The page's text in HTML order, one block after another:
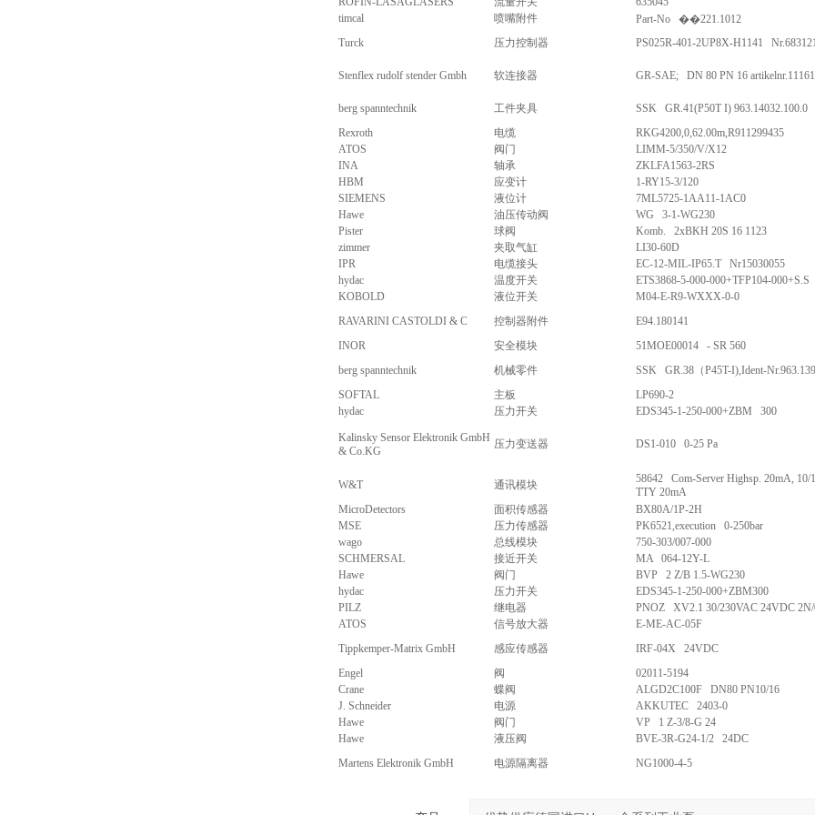
timcal
喷嘴附件
Part-No ��221.1012
Turck
压力控制器 PS025R-401-2UP8X-H1141
Stenflex rudolf stender Gmbh 软连接器 GR-SAE; DN 80 PN 16
berg spanntechnik 工件夹具
SSK GR.41(P50T I) 963.14032.100.0
Rexroth
电缆
RKG4200,0,62.00m,R911299435
ATOS
阀门
LIMM-5/350/V/X12
INA
轴承
ZKLFA1563-2RS
HBM
应变计
1-RY15-3/120
SIEMENS
液位计
7ML5725-1AA11-1AC0
Hawe
油压传动阀
WG 3-1-WG230
Pister
球阀
Komb. 2xBKH 20S 16 1123
zimmer
夹取气缸
LI30-60D
IPR
电缆接头
EC-12-MIL-IP65.T Nr15030055
hydac
温度开关
ETS3868-5-000-000+TFP104-000+S.S
KOBOLD
液位开关
M04-E-R9-WXXX-0-0
RAVARINI CASTOLDI & C
控制器附件
E94.180141
INOR
安全模块
51MOE00014 - SR 560
berg spanntechnik
机械零件
SSK GR.38（P45T-I),Ident-
SOFTAL
主板
LP690-2
hydac
压力开关 EDS345-1-250-000+ZBM 300
Kalinsky Sensor Elektronik GmbH
& Co.KG
压力变送器 DS1-010 0-25 Pa
W&T 通讯模块
58642 Com-Server Highsp. 20mA, 10/
TTY 20mA
MicroDetectors
面积传感器
BX80A/1P-2H
MSE
压力传感器
PK6521,execution 0-250bar
wago
总线模块
750-303/007-000
SCHMERSAL
接近开关
MA 064-12Y-L
Hawe
阀门
BVP 2 Z/B 1.5-WG230
hydac
压力开关
EDS345-1-250-000+ZBM300
PILZ
继电器
PNOZ XV2.1 30/230VAC 24VDC
ATOS
信号放大器
E-ME-AC-05F
Tippkemper-Matrix GmbH
感应传感器
IRF-04X 24VDC
Engel
阀
02011-5194
Crane
蝶阀
ALGD2C100F DN80 PN10/16
J. Schneider
电源
AKKUTEC 2403-0
Hawe
阀门
VP 1 Z-3/8-G 24
Hawe
液压阀
BVE-3R-G24-1/2 24DC
Martens Elektronik GmbH
电源隔离器 NG1000-4-5